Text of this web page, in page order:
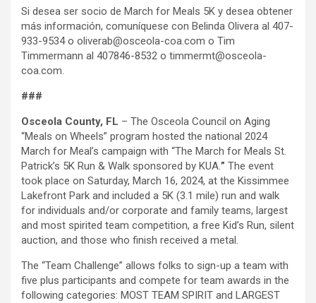
Si desea ser socio de March for Meals 5K y desea obtener
más información, comuníquese con Belinda Olivera al 407-
933-9534 o oliverab@osceola-coa.com o Tim
Timmermann al 407846-8532 o timmermt@osceola-
coa.com.
###
Osceola County, FL – The Osceola Council on Aging
“Meals on Wheels” program hosted the national 2024
March for Meal’s campaign with “The March for Meals St.
Patrick’s 5K Run & Walk sponsored by KUA.” The event
took place on Saturday, March 16, 2024, at the Kissimmee
Lakefront Park and included a 5K (3.1 mile) run and walk
for individuals and/or corporate and family teams, largest
and most spirited team competition, a free Kid’s Run, silent
auction, and those who finish received a metal.
The “Team Challenge” allows folks to sign-up a team with
five plus participants and compete for team awards in the
following categories: MOST TEAM SPIRIT and LARGEST